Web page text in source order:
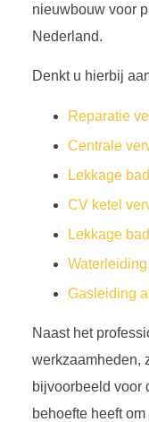
nieuwbouw voor
Nederland.
Denkt u hierbij
Reparatie
Centrale
Lekkage
CV ketel
Lekkage
Gasleiding
Naast het
werkzaamheden,
bijvoorbeeld voor
behoefte heeft